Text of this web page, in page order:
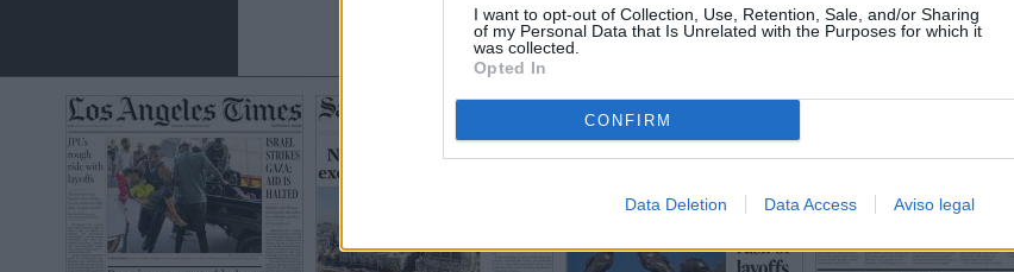
I want to opt-out of Collection, Use, Retention, Sale, and/or Sharing
of my Personal Data that Is Unrelated with the Purposes for which it
was collected.
Opted In
CONFIRM
Data Deletion Data Access Aviso legal